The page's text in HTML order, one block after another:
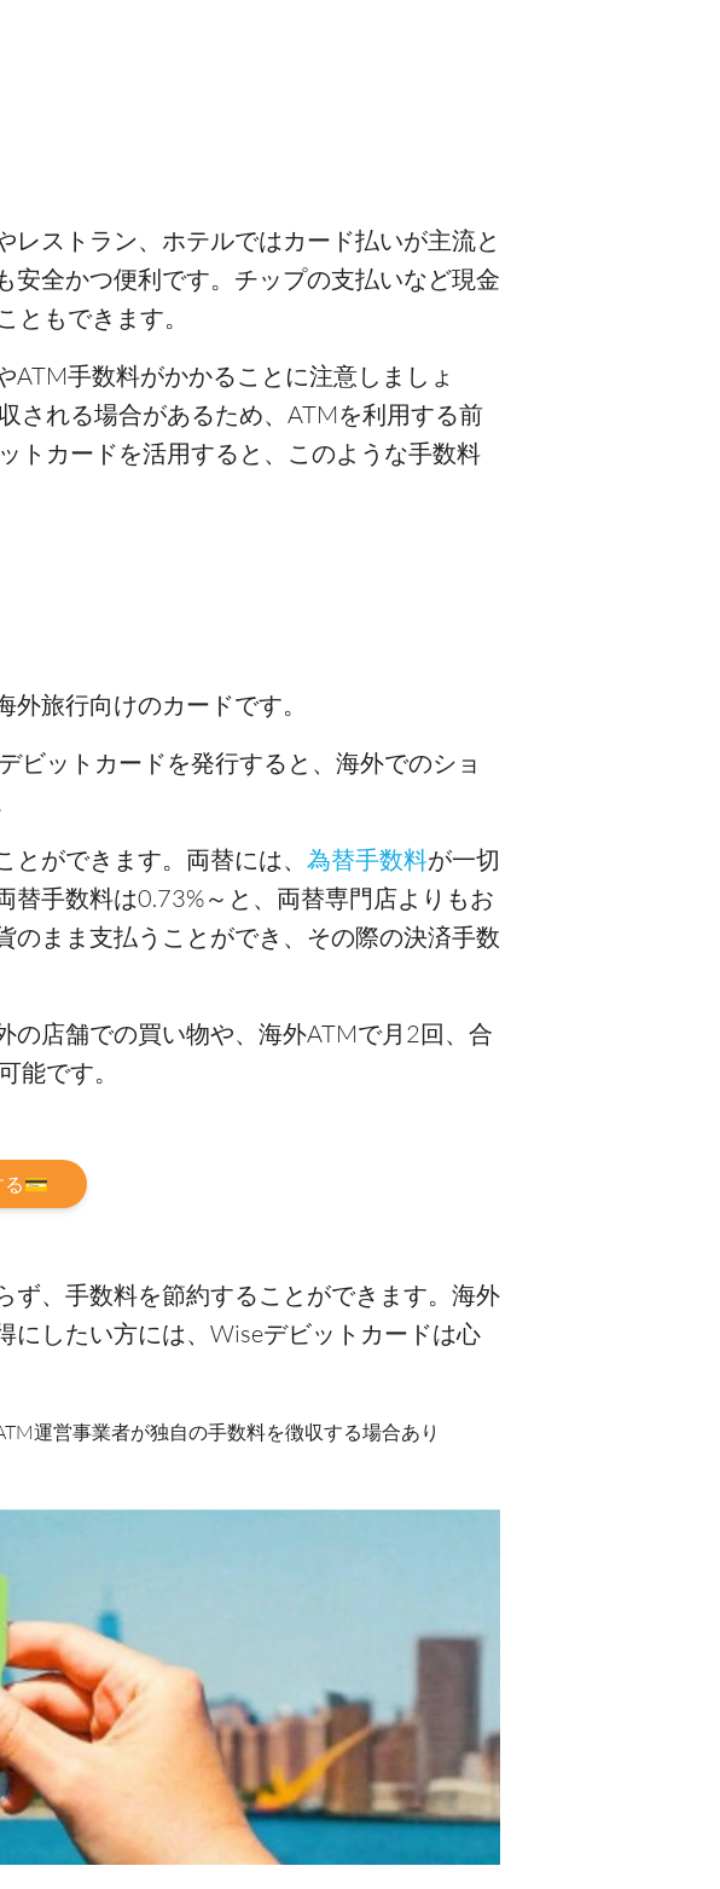
ストラン、ホテルではカード払いが主流と
全かつ便利です。チップの支払いなど現金
もできます。
手数料がかかることに注意しましょ
される場合があるため、ATMを利用する前
トカードを活用すると、このような手数料
旅行向けのカードです。
ビットカードを発行すると、海外でのショ
ができます。両替には、 為替手数料が一切
手数料は0.73%～と、両替専門店よりもお
まま支払うことができ、その際の決済手数
の店舗での買い物や、海外ATMで月2回、合
能です。
る💳
ず、手数料を節約することができます。海外
にしたい方には、Wiseデビットカードは心
運営事業者が独自の手数料を徴収する場合あり